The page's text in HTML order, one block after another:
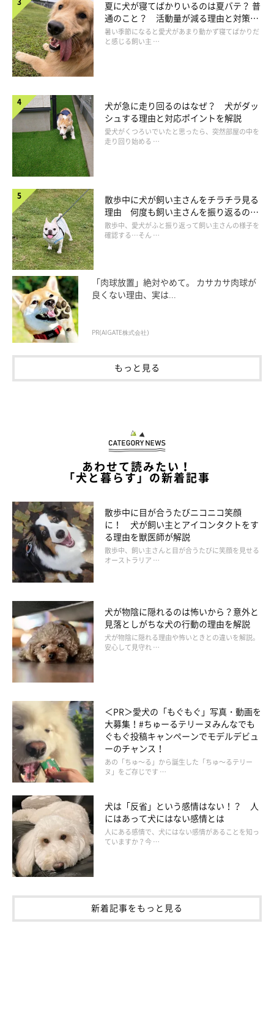
早く帰宅できた人からお世話をする
とくに役割を決めているわけではないけど、「早く帰宅できた人
が愛犬のお世話をする」という声も。
・「早めに帰ったほうが散歩させて、ご飯をあげる」
・「基本的に早く家に帰ったほうが、おトイレのお掃除＆ご褒美
のおやつをあげる」
・「どちらか早く帰ったほうがお散歩に連れて行く。ご飯をあげ
たかあげてないかがわかるカードを、フードボウルに入れてお
く」
・「平日は早く帰る私が主に担当しているが、土日や早く帰れた
日は、主人または子どもたちが散歩やトイレの世話をすることに
なっている」
仕事などの関係で役割分担はきっちり決められないけれど、「早
く帰宅できた人から愛犬のお世話をする」という、共通の認識を
夏に犬が寝てばかりいるのは夏バテ？ 普
通のこと？ 活動量が減る理由と対策と
は
暑い季節になると愛犬があまり動かず寝てばかりだ
と感じる飼い主 …
犬が急に走り回るのはなぜ？ 犬がダッ
シュする理由と対応ポイントを解説
愛犬がくつろいでいたと思ったら、突然部屋の中を
走り回り始める …
散歩中に犬が飼い主さんをチラチラ見る
理由 何度も飼い主さんを振り返るのは
なぜ？
散歩中、愛犬がふと振り返って飼い主さんの様子を
確認する…そん …
「肉球放置」絶対やめて。 カサカサ肉球が
良くない理由、実は...
PR(AIGATE株式会社)
もっと見る
あわせて読みたい！
「犬と暮らす」の新着記事
散歩中に目が合うたびニコニコ笑顔
に！ 犬が飼い主とアイコンタクトをす
る理由を獣医師が解説
散歩中、飼い主さんと目が合うたびに笑顔を見せる
オーストラリア …
犬が物陰に隠れるのは怖いから？意外と
見落としがちな犬の行動の理由を解説
犬が物陰に隠れる理由や怖いときとの違いを解説。
安心して見守れ …
＜PR＞愛犬の「もぐもぐ」写真・動画を
大募集！#ちゅーるテリーヌみんなでも
ぐもぐ投稿キャンペーンでモデルデビュ
ーのチャンス！
あの「ちゅ～る」から誕生した「ちゅ～るテリー
ヌ」をご存じです …
犬は「反省」という感情はない！？ 人
にはあって犬にはない感情とは
人にある感情で、犬にはない感情があることを知っ
ていますか？今 …
新着記事をもっと見る